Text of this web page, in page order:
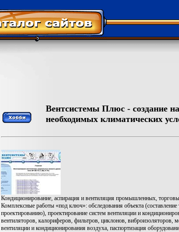
Вентсистемы Плюс - создание
необходимых климатических
Кондиционирование, аспирация и вентиляция промышленных,
Комплексные работы «под ключ»: обследования объекта (составление
проектированию), проектирование систем вентиляции и
вентиляторов, калориферов, фильтров, циклонов, виброизоляторов,
вентиляции и кондиционирования воздуха, паспортизация